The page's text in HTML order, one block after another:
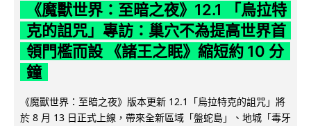
《魔獸世界：至暗之夜》12.1 「烏拉特
克的詛咒」專訪：巢穴不為提高世界首
領門檻而設 《諸王之眠》縮短約 10 分
鐘
《魔獸世界：至暗之夜》版本更新 12.1「烏拉特克的詛咒」將
於 8 月 13 日正式上線，帶來全新區域「盤蛇島」、地城「毒牙